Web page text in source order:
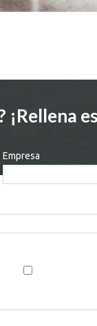
Empresa